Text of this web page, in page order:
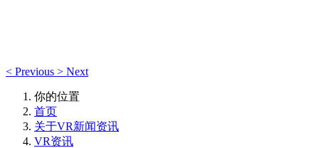
< Previous > Next
你的位置
首页
关于VR新闻资讯
VR资讯